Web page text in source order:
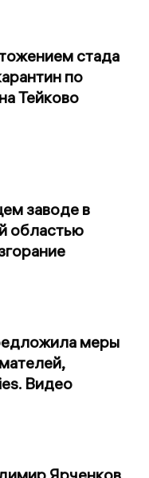
стада
по
Тейково
заводе в
областью
меры
Видео